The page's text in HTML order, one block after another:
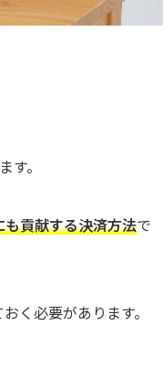
す。
貢献する決済方法で
おく必要があります。